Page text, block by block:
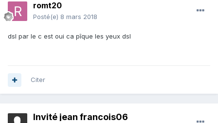
romt20
Posté(e) 8 mars 2018
dsl par le c est oui ca pîque les yeux dsl
Citer
Invité jean francois06